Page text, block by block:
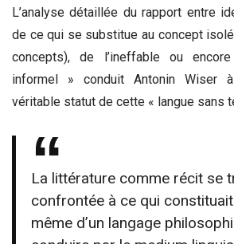
L’analyse détaillée du rapport entre
de ce qui se substitue au concept
concepts), de l’ineffable ou
informel » conduit Antonin Wiser
véritable statut de cette « langue sans
La littérature comme récit se
confrontée à ce qui constituait
même d’un langage